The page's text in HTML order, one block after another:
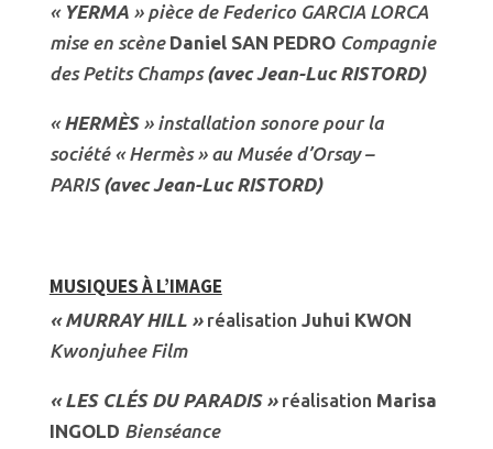
« YERMA» pièce de Federico GARCIA LORCA
mise en scène Daniel SAN PEDROCompagnie
des Petits Champs(avec Jean-Luc RISTORD)
«HERMÈS» installation sonore pour la
société « Hermès » au Musée d’Orsay –
PARIS (avec Jean-Luc RISTORD)
MUSIQUES À L’IMAGE
« MURRAY HILL »réalisation Juhui KWON
Kwonjuhee Film
« LES CLÉS DU PARADIS »réalisation Marisa
INGOLD Bienséance